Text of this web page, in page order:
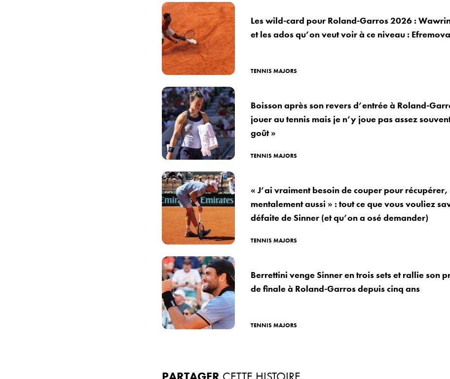
Les wild-card pour Roland-Garros 2026 :
et les ados qu’on veut voir à ce niveau :
TENNIS MAJORS
Boisson après son revers d’entrée à Roland-
jouer au tennis mais je n’y joue pas assez
goût »
TENNIS MAJORS
« J’ai vraiment besoin de couper pour récupérer,
mentalement aussi » : tout ce que vous vouliez
défaite de Sinner (et qu’on a osé demander)
TENNIS MAJORS
Berrettini venge Sinner en trois sets et rallie son
de finale à Roland-Garros depuis cinq ans
TENNIS MAJORS